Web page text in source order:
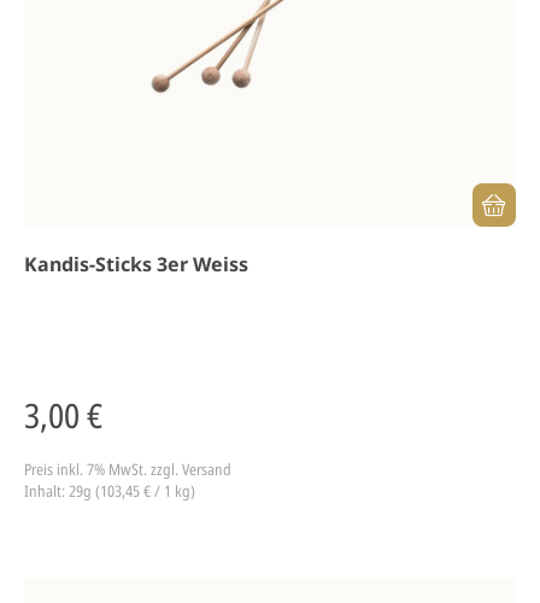
Kandis-Sticks 3er Weiss
3,00 €
Preis inkl. 7% MwSt. zzgl. Versand
Inhalt: 29g (103,45 € / 1 kg)